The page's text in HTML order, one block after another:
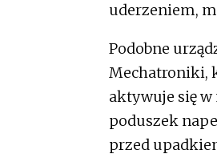
uderzeniem,
Podobne
Mechatroniki,
aktywuje się
poduszek
przed